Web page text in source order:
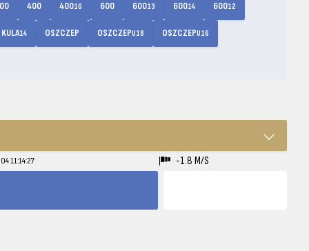
400 40016 600 60013 60014 60012
KULA14 OSZCZEP OSZCZEPU18 OSZCZEPU16
11:14:27 -1.8 M/S